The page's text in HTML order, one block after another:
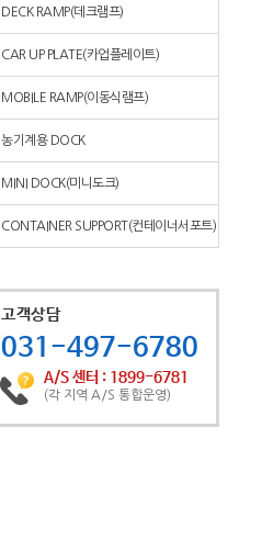
DECK RAMP(데크램프)
CAR UP PLATE(카업플레이트)
MOBILE RAMP(이동식램프)
농기계용 DOCK
MINI DOCK(미니도크)
CONTAINER SUPPORT(컨테이너서포트)
고객상담
031-497-6780
A/S 센터 : 1899-6781
(각 지역 A/S 통합운영)